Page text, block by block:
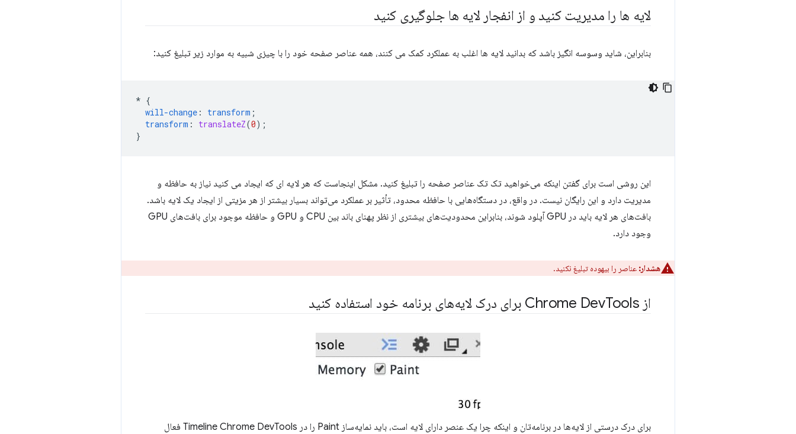
لایه ها را مدیریت کنید و از انفجار لایه ها جلوگیری کنید
بنابراین، شاید وسوسه انگیز باشد که بدانید لایه ها اغلب به عملکرد کمک می کنند، همه عناصر صفحه خود را با چیزی شبیه به موارد زیر تبلیغ کنید:
* {
will-change : transform ;
transform : translateZ(0);
}
این روشی است برای گفتن اینکه می‌خواهید تک تک عناصر صفحه را تبلیغ کنید. مشکل اینجاست که هر لایه ای که ایجاد می کنید نیاز به حافظه و
مدیریت دارد و این رایگان نیست. در واقع، در دستگاه‌هایی با حافظه محدود، تأثیر بر عملکرد می‌تواند بسیار بیشتر از هر مزیتی از ایجاد یک لایه باشد.
بافت‌های هر لایه باید در GPU آپلود شوند، بنابراین محدودیت‌های بیشتری از نظر پهنای باند بین CPU و GPU و حافظه موجود برای بافت‌های GPU
وجود دارد.
هشدار: عناصر را بیهوده تبلیغ نکنید.
از Chrome Dev Tools برای درک لایه‌های برنامه خود استفاده کنید
برای درک درستی از لایه‌ها در برنامه‌تان و اینکه چرا یک عنصر دارای لایه است، باید نمایه‌ساز Paint را در Timeline Chrome DevTools فعال